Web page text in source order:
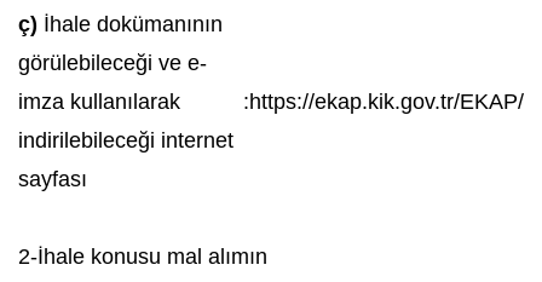
ç) İhale dokümanının
görülebileceği ve e-
imza kullanılarak
indirilebileceği internet
sayfası
:https://ekap.kik.gov.tr/EKAP/
2-İhale konusu mal alımın